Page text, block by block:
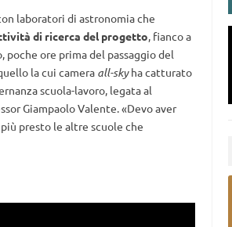
laboratori di astronomia che
di ricerca del progetto, fianco a
ore prima del passaggio del
la cui camera all-skyha catturato
scuola-lavoro, legata al
Giampaolo Valente. «Devo aver
presto le altre scuole che